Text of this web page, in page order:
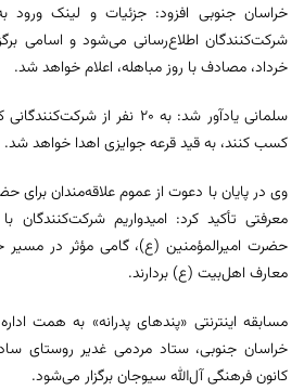
خراسان جنوبی افزود: جزئیات و لینک ورود
خرداد، مصادف با روز مباهله، اعلام خواهد شد.
سلمانی یادآور شد: به ۲۰ نفر از
کسب کنند، به قید قرعه جوایزی اهدا خواهد شد.
وی در پایان با دعوت از عموم علاقه‌مندان برای
معرفتی تأکید کرد: امیدواریم شرکت‌کنندگان
حضرت امیرالمؤمنین (ع)، گامی مؤثر در
معارف اهل‌بیت (ع) بردارند.
مسابقه اینترنتی «پندهای پدرانه» به همت
خراسان جنوبی، ستاد مردمی غدیر روستای
کانون فرهنگی آل‌الله سیوجان برگزار می‌شود.